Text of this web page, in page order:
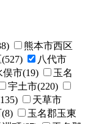
熊本市西区
八代市
俣市(19)
玉名
宇土市(220)
天草市
(8)
玉名郡玉東